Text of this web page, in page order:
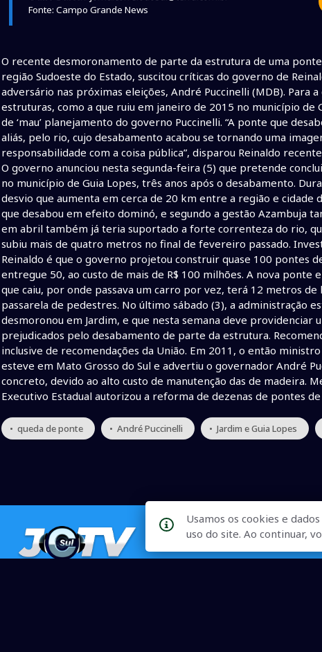
Fonte: Campo Grande News
O recente desmoronamento de parte da estrutura de uma
região Sudoeste do Estado, suscitou críticas do governo de
adversário nas próximas eleições, André Puccinelli (MDB). Para
estruturas, como a que ruiu em janeiro de 2015 no município de
de ‘mau’ planejamento do governo Puccinelli. “A ponte que
aliás, pelo rio, cujo desabamento acabou se tornando uma
responsabilidade com a coisa pública”, disparou Reinaldo
O governo anunciou nesta segunda-feira (5) que pretende
no município de Guia Lopes, três anos após o desabamento.
desvio que aumenta em cerca de 20 km entre a região e cidade
que desabou em efeito dominó, e segundo a gestão Azambuja
em abril também já teria suportado a forte correnteza do rio,
subiu mais de quatro metros no final de fevereiro passado.
Reinaldo é que o governo projetou construir quase 100 pontes
entregue 50, ao custo de mais de R$ 100 milhões. A nova ponte
que caiu, por onde passava um carro por vez, terá 12 metros
passarela de pedestres. No último sábado (3), a administração
desmoronou em Jardim, e que nesta semana deve
prejudicados pelo desabamento de parte da estrutura.
inclusive de recomendações da União. Em 2011, o então
esteve em Mato Grosso do Sul e advertiu o governador André
concreto, devido ao alto custo de manutenção das de madeira.
Executivo Estadual autorizou a reforma de dezenas de pontes
• queda de ponte • André Puccinelli • Jardim e Guia Lopes
Usamos os cookies e
uso do site. Ao continuar,